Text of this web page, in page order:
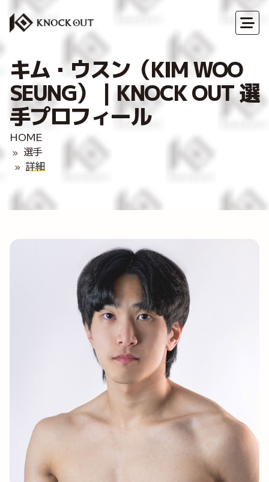
キム・ウスン（KIM WOO
SEUNG）｜KNOCK OUT 選
手プロフィール
HOME
選手
詳細